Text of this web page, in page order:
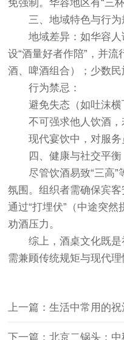
免强制。华容地区有“三
三、地域特色与行为
地域差异‌：如华容人
设“酒量好者作陪”，并流
酒、啤酒组合）；少数民
行为禁忌‌：
避免失态（如吐沫横
不可强求他人饮酒，
现代宴饮中，对服务
四、健康与社交平衡
尽管饮酒易致“三高”
氛围。组织者需确保宾
通过“打埋伏”（中途突
劝酒压力。
综上，酒桌文化既是
需兼顾传统规矩与现代理
上一篇：生活中常用的
下一篇：北京二锅头：